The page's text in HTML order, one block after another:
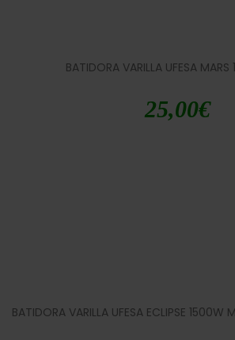
BATIDORA VARILLA UFESA
25,00€
BATIDORA VARILLA UFESA ECLIPSE